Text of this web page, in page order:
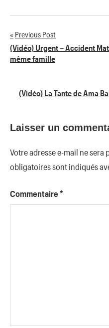
Navigation
de
Previous Post
(Vidéo) Urgent – Accident
même famille
(Vidéo) La Tante de Ama
Laisser un
Votre adresse e-mail ne sera
obligatoires sont indiqués
Commentaire *